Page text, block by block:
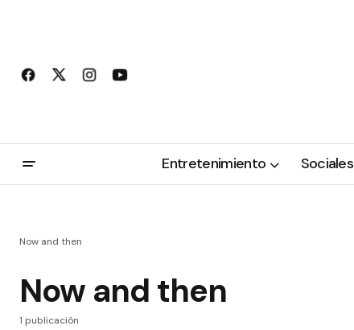
Entretenimiento Sociales
Now and then
Now and then
1 publicación